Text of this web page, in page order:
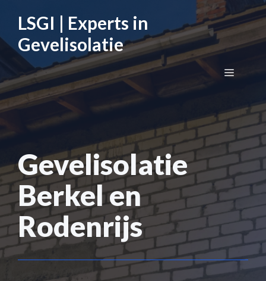
de
inhoud
LSGI | Experts in
Gevelisolatie
Menu
Gevelisolatie
Berkel en
Rodenrijs